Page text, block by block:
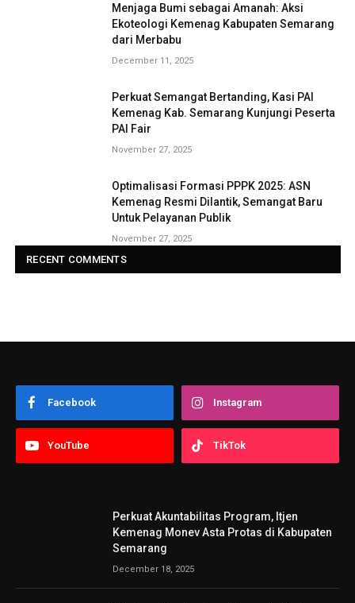
Menjaga Bumi sebagai Amanah: Aksi
Ekoteologi Kemenag Kabupaten Semarang
dari Merbabu
December 11, 2025
Perkuat Semangat Bertanding, Kasi PAI
Kemenag Kab. Semarang Kunjungi Peserta
PAI Fair
November 27, 2025
Optimalisasi Formasi PPPK 2025: ASN
Kemenag Resmi Dilantik, Semangat Baru
Untuk Pelayanan Publik
November 27, 2025
RECENT COMMENTS
Facebook Instagram
YouTube TikTok
Perkuat Akuntabilitas Program, Itjen
Kemenag Monev Asta Protas di Kabupaten
Semarang
December 18, 2025